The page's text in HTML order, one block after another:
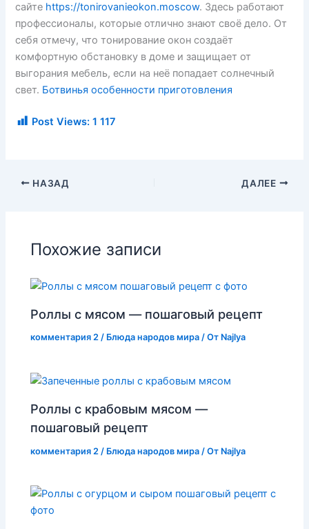
сайте https://tonirovanieokon.moscow. Здесь работают
профессионалы, которые отлично знают своё дело. От
себя отмечу, что тонирование окон создаёт
комфортную обстановку в доме и защищает от
выгорания мебель, если на неё попадает солнечный
свет. Ботвинья особенности приготовления
Post Views: 1 117
НАЗАД ДАЛЕЕ
Похожие записи
Роллы с мясом — пошаговый рецепт
комментария 2 / Блюда народов мира / От Najlya
Роллы с крабовым мясом —
пошаговый рецепт
комментария 2 / Блюда народов мира / От Najlya